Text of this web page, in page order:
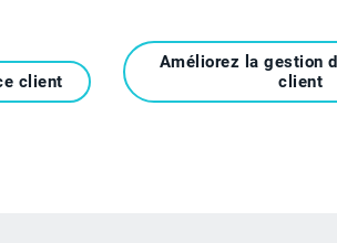
client
Améliorez la gestion
client